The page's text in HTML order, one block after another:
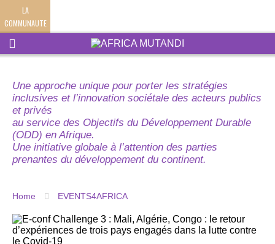
LA
COMMUNAUTE
Une approche unique pour porter les stratégies
inclusives et l’innovation sociétale des acteurs publics
et privés
au service des Objectifs du Développement Durable
(ODD) en Afrique.
Une initiative globale à l’attention des parties
prenantes du développement du continent.
Home EVENTS4AFRICA